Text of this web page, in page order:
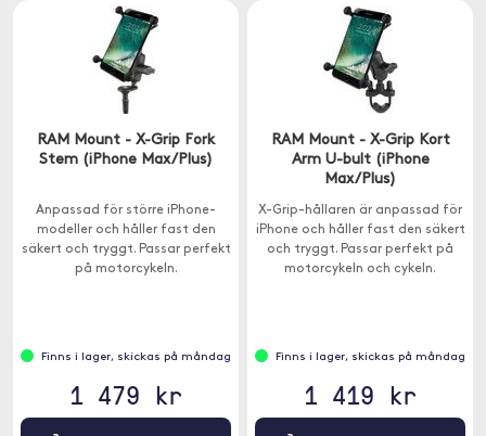
RAM Mount - X-Grip Fork
Stem (iPhone Max/Plus)
Anpassad för större iPhone-
modeller och håller fast den
säkert och tryggt. Passar perfekt
på motorcykeln.
Finns i lager, skickas på måndag
1 479 kr
RAM Mount - X-Grip Kort
Arm U-bult (iPhone
Max/Plus)
X-Grip-hållaren är anpassad för
iPhone och håller fast den säkert
och tryggt. Passar perfekt på
motorcykeln och cykeln.
Finns i lager, skickas på måndag
1 419 kr